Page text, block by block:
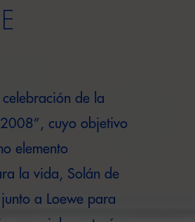
de la
cuyo objetivo
elemento
la vida, Solán de
a Loewe para